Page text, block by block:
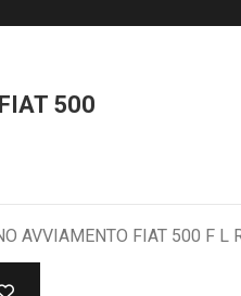
500
AVVIAMENTO FIAT 500 F L